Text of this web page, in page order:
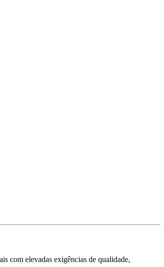
com elevadas exigências de qualidade,